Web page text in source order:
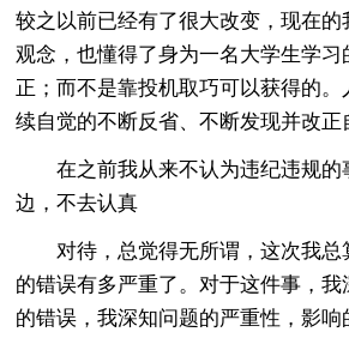
较之以前已经有了很大改变，现在
观念，也懂得了身为一名大学生学习
正；而不是靠投机取巧可以获得的
续自觉的不断反省、不断发现并改正
在之前我从来不认为违纪违规的
边，不去认真
对待，总觉得无所谓，这次我
的错误有多严重了。对于这件事，我
的错误，我深知问题的严重性，影响